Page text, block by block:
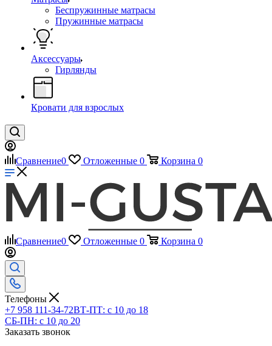
Беспружинные матрасы
Пружинные матрасы
Аксессуары
Гирлянды
Кровати для взрослых
Сравнение0 Отложенные 0 Корзина 0
Сравнение0 Отложенные 0 Корзина 0
Телефоны
+7 958 111-34-72ВТ-ПТ: с 10 до 18
СБ-ПН: с 10 до 20
Заказать звонок